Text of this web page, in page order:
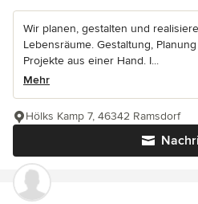
Wir planen, gestalten und
Lebensräume. Gestaltung,
Projekte aus einer Hand. I...
Mehr
Hölks Kamp 7, 46342 Ramsdorf